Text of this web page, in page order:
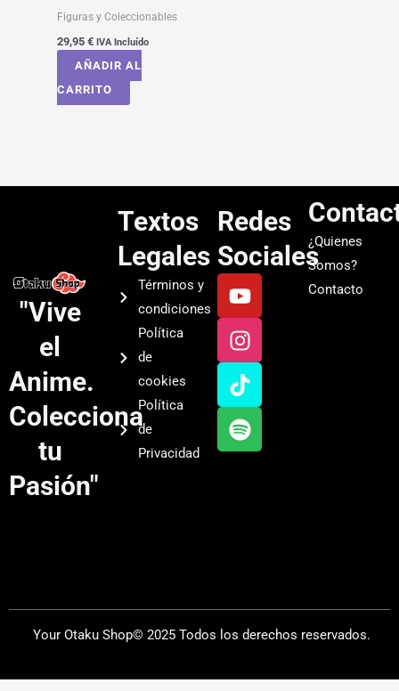
Figuras y Coleccionables
29,95 € IVA Incluído
AÑADIR AL
CARRITO
"Vive
el
Anime.
Colecciona
tu
Pasión"
Textos
Legales
Términos y
condiciones
Política
de
cookies
Política
de
Privacidad
Redes
Sociales
Y
o
u
t
u
b
e
I
n
s
t
a
g
r
a
T
i
k
t
o
k
S
p
o
t
i
f
y
¿Quienes
Somos?
Contacto
Your Otaku Shop© 2025 Todos los derechos reservados.